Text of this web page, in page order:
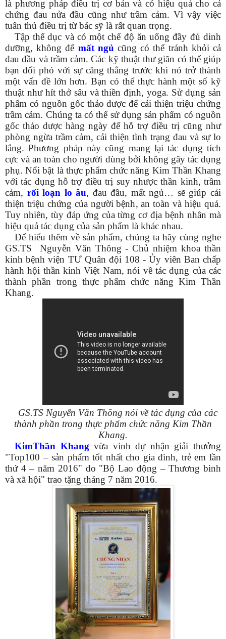
là phương pháp điều trị cơ bản và có hiệu quả cho cả
chứng đau nửa đầu cũng như trầm cảm. Vì vậy việc
tuân thủ điều trị từ bác sỹ là rất quan trọng.
Tập thể dục và có một chế độ ăn uống đầy đủ dinh
dưỡng, không để mất ngủ cũng có thể tránh khỏi cả
đau đầu và trầm cảm. Các kỹ thuật thư giãn có thể giúp
bạn đối phó với sự căng thẳng trước khi nó trở thành
một vấn đề lớn hơn. Bạn có thể thực hành một số kỹ
thuật như hít thở sâu và thiền định, yoga. Sử dụng sản
phẩm có nguồn gốc thảo dược để cải thiện triệu chứng
trầm cảm. Chúng ta có thể sử dụng sản phẩm có nguồn
gốc thảo dược hàng ngày để hỗ trợ điều trị cũng như
phòng ngừa trầm cảm, cải thiện tình trạng đau và sự lo
lắng. Phương pháp này cũng mang lại tác dụng tích
cực và an toàn cho người dùng bởi không gây tác dụng
phụ. Nổi bật là thực phẩm chức năng Kim Thần Khang
với tác dụng hỗ trợ điều trị suy nhược thần kinh, trầm
cảm, rối loạn lo âu, đau đầu, mất ngủ… sẽ giúp cải
thiện triệu chứng của người bệnh, an toàn và hiệu quả.
Tuy nhiên, tùy đáp ứng của từng cơ địa bệnh nhân mà
hiệu quả tác dụng của sản phẩm là khác nhau.
Để hiểu thêm về sản phẩm, chúng ta hãy cùng nghe
GS.TS Nguyễn Văn Thông - Chủ nhiệm khoa thần
kinh bệnh viện TƯ Quân đội 108 - Ủy viên Ban chấp
hành hội thần kinh Việt Nam, nói về tác dụng của các
thành phần trong thực phẩm chức năng Kim Thần
Khang.
GS.TS Nguyễn Văn Thông nói về tác dụng của các
thành phần trong thực phẩm chức năng Kim Thần
Khang.
KimThần Khang vừa vinh dự nhận giải thưởng
"Top100 – sản phẩm tốt nhất cho gia đình, trẻ em lần
thứ 4 – năm 2016" do "Bộ Lao động – Thương binh
và xã hội" trao tặng tháng 7 năm 2016.